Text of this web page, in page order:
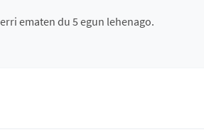
ematen du 5 egun lehenago.